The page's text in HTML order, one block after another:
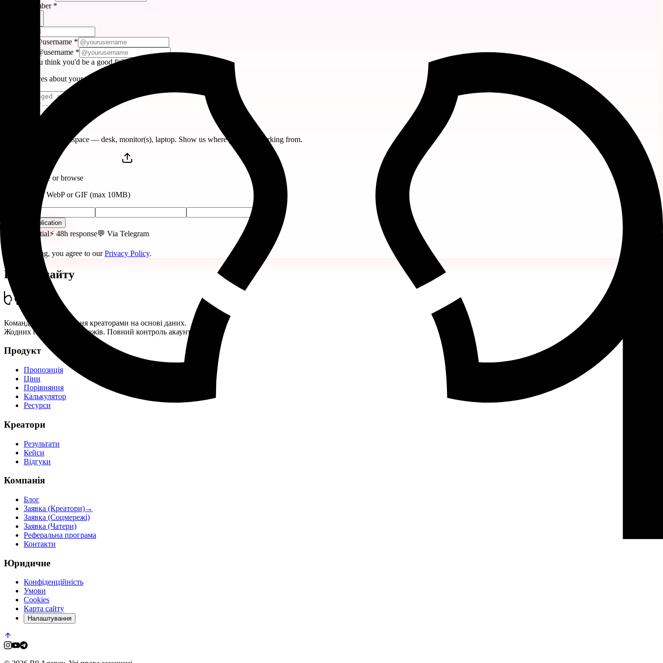
Phone Number *
Telegram @username *
Instagram @username *
Why do you think you'd be a good fit?*
1–3 sentences about your experience or why you'd excel in this role.
A photo of your workspace — desk, monitor(s), laptop. Show us where you'll be working from.
Drop files here orbrowse
JPEG, PNG, WebP or GIF (max 10MB)
Submit Application
🔒 Confidential⚡ 48h response💬 Via Telegram
By submitting, you agree to our Privacy Policy.
Підвал сайту
Команда #1 з управління креаторами на основі даних.
Жодних попередніх платежів. Повний контроль акаунту.
Продукт
Пропозиція
Ціни
Порівняння
Калькулятор
Ресурси
Креатори
Результати
Кейси
Відгуки
Компанія
Блог
Заявка (Креатори)→
Заявка (Соцмережі)
Заявка (Чатери)
Реферальна програма
Контакти
Юридичне
Конфіденційність
Умови
Cookies
Карта сайту
Налаштування